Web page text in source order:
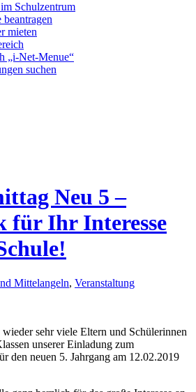
Schulzentrum
mieten
„i-Net-Menue“
suchen
Neu 5 –
für Ihr Interesse
Mittelangeln, Veranstaltung
sehr viele Eltern und Schülerinnen
unserer Einladung zum
den neuen 5. Jahrgang am 12.02.2019